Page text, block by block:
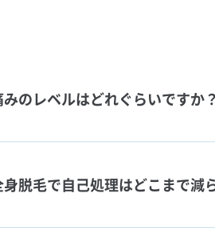
みのレベルはどれぐらいですか？
身脱毛で自己処理はどこまで減